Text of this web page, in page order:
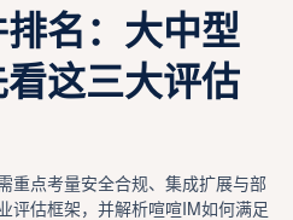
名：大中型
这三大评估
重点考量安全合规、集成扩展与部
评估框架，并解析喧喧IM如何满足